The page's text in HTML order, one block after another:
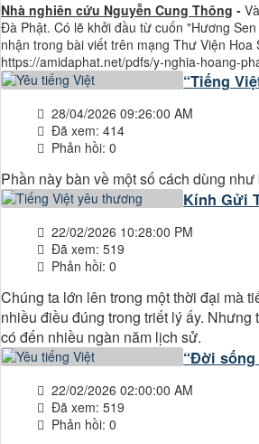
Nhà nghiên cứu Nguyễn Cung Thông -
Đà Phật. Có lẽ khởi đầu từ cuốn "Hương
nhận trong bài viết trên mạng Thư Viện
https://amidaphat.net/pdfs/y-nghia-hoang-
“Tiếng
28/04/2026 09:26:00 AM
Đã xem: 414
Phản hồi: 0
Phần này bàn về một số cách dùng
Kính Gửi
22/02/2026 10:28:00 PM
Đã xem: 519
Phản hồi: 0
Chúng ta lớn lên trong một thời đại mà
nhiều điều đúng trong triết lý ấy.
có đến nhiều ngàn năm lịch sử.
“Đời
22/02/2026 02:00:00 AM
Đã xem: 519
Phản hồi: 0